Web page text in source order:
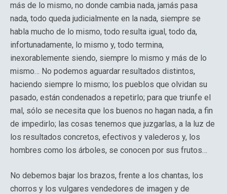
más de lo mismo, no donde cambia nada, jamás pasa
nada, todo queda judicialmente en la nada, siempre se
habla mucho de lo mismo, todo resulta igual, todo da,
infortunadamente, lo mismo y, todo termina,
inexorablemente siendo, siempre lo mismo y más de lo
mismo… No podemos aguardar resultados distintos,
haciendo siempre lo mismo; los pueblos que olvidan su
pasado, están condenados a repetirlo; para que triunfe el
mal, sólo se necesita que los buenos no hagan nada, a fin
de impedirlo; las cosas tenemos que juzgarlas, a la luz de
los resultados concretos, efectivos y valederos y, los
hombres como los árboles, se conocen por sus frutos…
No debemos bajar los brazos, frente a los chantas, los
chorros y los vulgares vendedores de imagen y de